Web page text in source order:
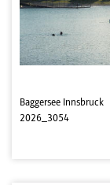
Baggersee Innsbruck
2026_3054